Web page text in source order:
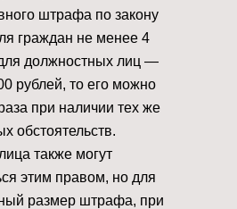
штрафа по закону
граждан не менее 4
должностных лиц —
рублей, то его можно
при наличии тех же
обстоятельств.
также могут
этим правом, но для
размер штрафа, при